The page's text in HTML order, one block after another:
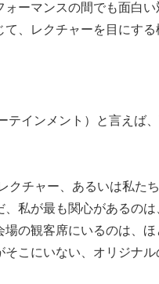
ーマンスの間でも面白い
、レクチャーを目にする
インメント）と言えば
チャー、あるいは私た
私が最も関心があるのは
場の観客席にいるのは、
こにいない、オリジナル